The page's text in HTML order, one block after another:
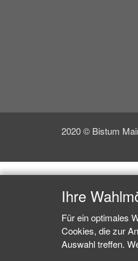
2020 © Bistum
Ihre
Für ein optimales
Cookies, die zur
Auswahl treffen.